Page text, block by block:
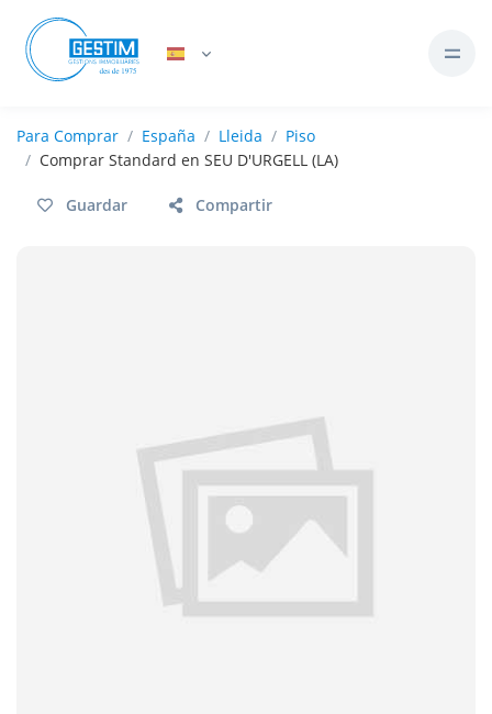
Para Comprar España Lleida
Piso
Comprar Standard en SEU D'URGELL (LA)
Guardar Compartir